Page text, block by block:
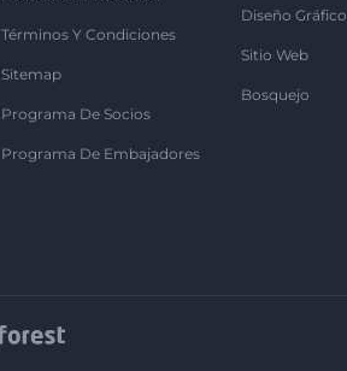
Términos Y Condiciones
Sitemap
Programa De Socios
Programa De Embajadores
Diseño Gráfico
Sitio Web
Bosquejo